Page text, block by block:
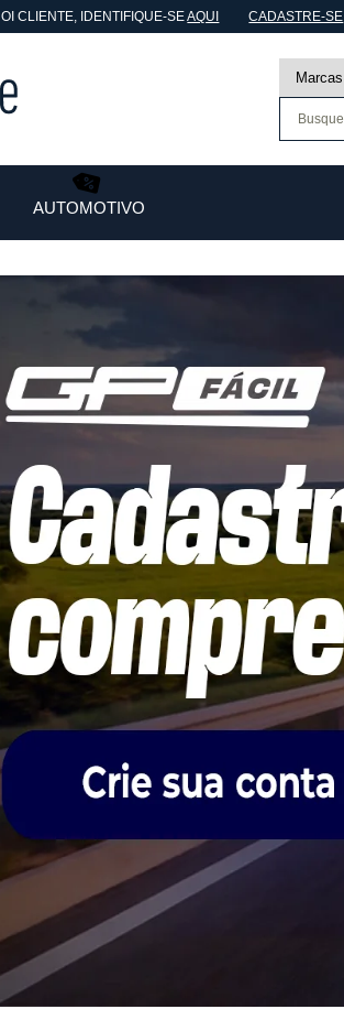
OICLIENTE, IDENTIFIQUE-SEAQUI CADASTRE-SE
AUTOMOTIVO